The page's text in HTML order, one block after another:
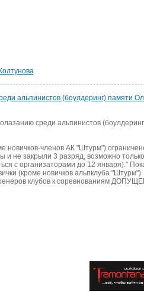
альпинистов (боулдеринг) памяти
среди альпинистов
новичков-членов АК "Штурм")
и не закрыли 3 разряд, возможно
с организаторами до 12 января)."
(кроме новичков альпклуба "Штурм")
клубов к соревнованиям